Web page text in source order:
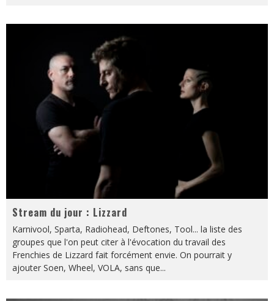
Stream du jour : Lizzard
Karnivool, Sparta, Radiohead, Deftones, Tool... la liste des
groupes que l'on peut citer à l'évocation du travail des
Frenchies de Lizzard fait forcément envie. On pourrait y
ajouter Soen, Wheel, VOLA, sans que...